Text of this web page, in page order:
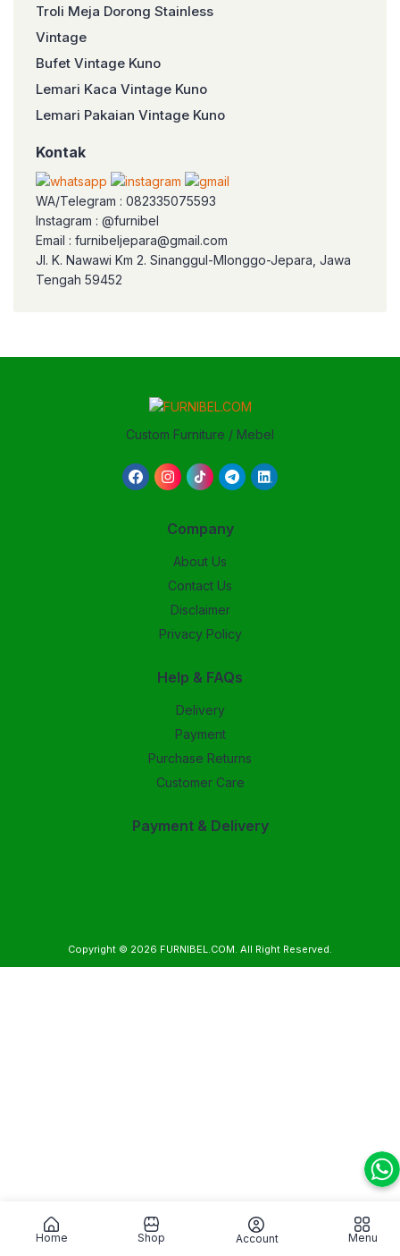
Troli Meja Dorong Stainless
Vintage
Bufet Vintage Kuno
Lemari Kaca Vintage Kuno
Lemari Pakaian Vintage Kuno
Kontak
WA/Telegram : 082335075593
Instagram : @furnibel
Email : furnibeljepara@gmail.com
Jl. K. Nawawi Km 2. Sinanggul-Mlonggo-Jepara, Jawa
Tengah 59452
Custom Furniture / Mebel
Company
About Us
Contact Us
Disclaimer
Privacy Policy
Help & FAQs
Delivery
Payment
Purchase Returns
Customer Care
Payment & Delivery
Copyright © 2026 FURNIBEL.COM. All Right Reserved.
Home Shop Account Menu